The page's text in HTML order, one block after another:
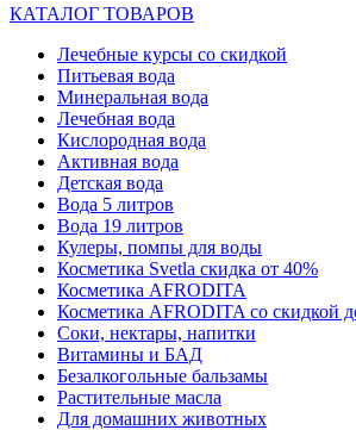
КАТАЛОГ ТОВАРОВ
Лечебные курсы со скидкой
Питьевая вода
Минеральная вода
Лечебная вода
Кислородная вода
Активная вода
Детская вода
Вода 5 литров
Вода 19 литров
Кулеры, помпы для воды
Косметика Svetla скидка от 40%
Косметика AFRODITA
Косметика AFRODITA со скидкой
Соки, нектары, напитки
Витамины и БАД
Безалкогольные бальзамы
Растительные масла
Для домашних животных